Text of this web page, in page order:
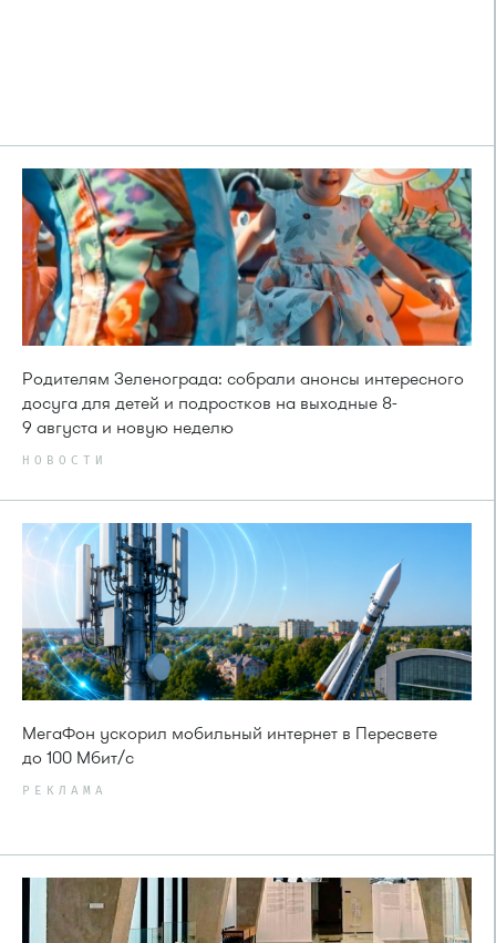
Родителям Зеленограда: собрали анонсы интересного
досуга для детей и подростков на выходные 8-
9 августа и новую неделю
НОВОСТИ
МегаФон ускорил мобильный интернет в Пересвете
до 100 Мбит/с
РЕКЛАМА